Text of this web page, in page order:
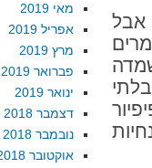
אבל
מאי 2019
אפריל 2019
מרץ 2019
פברואר 2019
ינואר 2019
דצמבר 2018
נובמבר 2018
אוקטובר 2018